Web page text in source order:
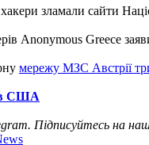
зламали сайти
Anonymous Greece
мережу МЗС Австрії
США
Підписуйтесь на